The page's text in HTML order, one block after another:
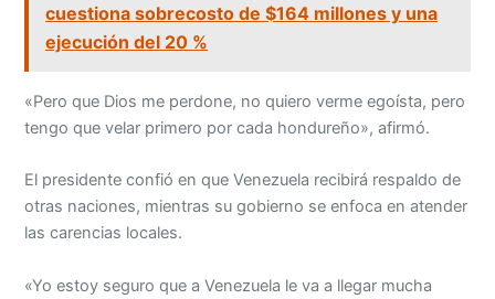
cuestiona sobrecosto de $164 millones y una
ejecución del 20 %
«Pero que Dios me perdone, no quiero verme egoísta, pero
tengo que velar primero por cada hondureño», afirmó.
El presidente confió en que Venezuela recibirá respaldo de
otras naciones, mientras su gobierno se enfoca en atender
las carencias locales.
«Yo estoy seguro que a Venezuela le va a llegar mucha